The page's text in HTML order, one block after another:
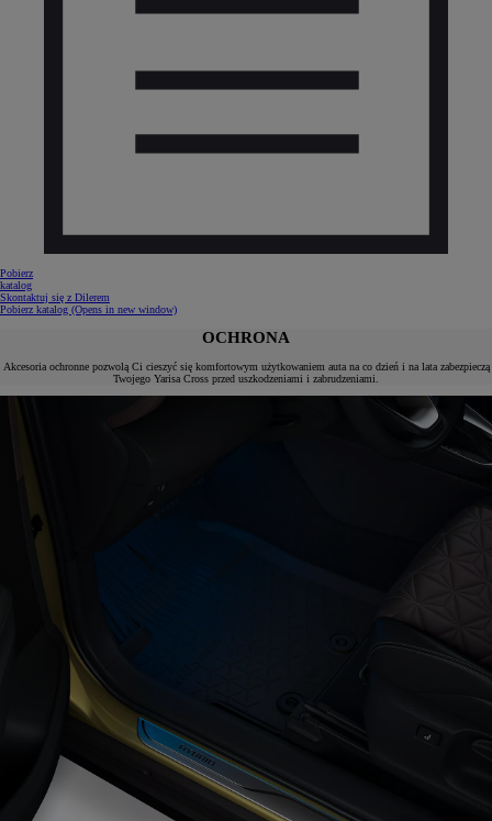
Pobierz
katalog
Skontaktuj się z Dilerem
Pobierz katalog (Opens in new window)
OCHRONA
Akcesoria ochronne pozwolą Ci cieszyć się komfortowym użytkowaniem auta na co dzień i na lata zabezpieczą
Twojego Yarisa Cross przed uszkodzeniami i zabrudzeniami.